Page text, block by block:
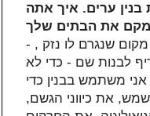
בנין ערים. איך אתה
- אני מחפש תמיד את המקום האחראי ביותר. אם יש מקום שנגרם לו נזק ,
לבנות שם - כדי לא
משתמש בבנין כדי
את כיווני הגשם,